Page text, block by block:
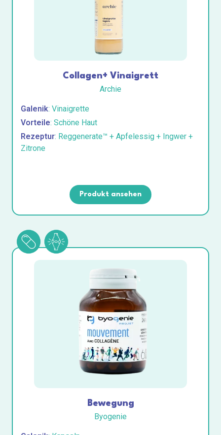
Collagen+ Vinaigrett
Archie
Galenik: Vinaigrette
Vorteile: Schöne Haut
Rezeptur: Reggenerate™ + Apfelessig + Ingwer +
Zitrone
Produkt ansehen
Bewegung
Byogenie